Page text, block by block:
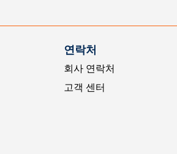
연락처
회사 연락처
고객 센터